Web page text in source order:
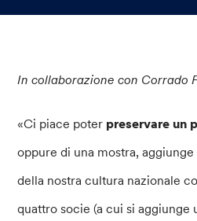
In collaborazione con Corrado
«Ci piace poter preservare un
oppure di una mostra,
della nostra cultura nazionale
quattro socie (a cui si aggiunge